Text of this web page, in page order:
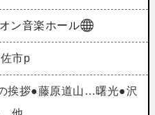
ン音楽ホール
市p
挨拶●藤原道山…曙光●沢